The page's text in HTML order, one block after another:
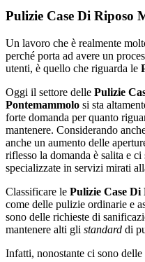
Pulizie Case Di Riposo
Un lavoro che è realmente
perché porta ad avere un
utenti, è quello che riguarda le
Oggi il settore delle Pulizie
Pontemammolo si sta
forte domanda per quanto
mantenere. Considerando
anche un aumento delle
riflesso la domanda è salita e
specializzate in servizi mirati
Classificare le Pulizie Case
come delle pulizie ordinarie e
sono delle richieste di
mantenere alti gli standard di
Infatti, nonostante ci sono